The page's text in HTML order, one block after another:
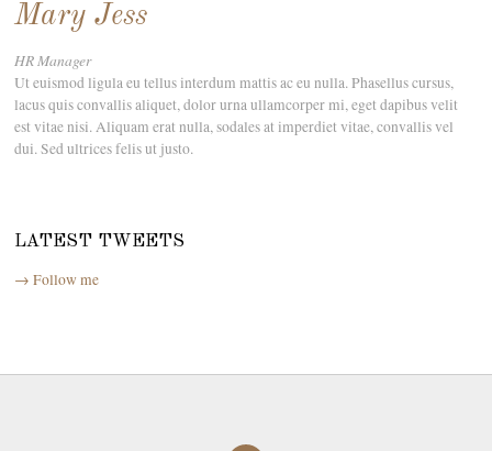
Mary Jess
HR Manager
Ut euismod ligula eu tellus interdum mattis ac eu nulla. Phasellus cursus,
lacus quis convallis aliquet, dolor urna ullamcorper mi, eget dapibus velit
est vitae nisi. Aliquam erat nulla, sodales at imperdiet vitae, convallis vel
dui. Sed ultrices felis ut justo.
LATEST TWEETS
→ Follow me